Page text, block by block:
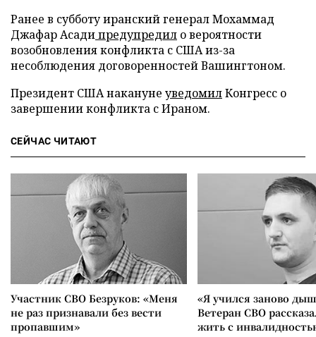
Ранее в субботу иранский генерал Мохаммад
Джафар Асадипредупредил о вероятности
возобновления конфликта с США из-за
несоблюдения договоренностей Вашингтоном.
Президент США накануне уведомилКонгресс о
завершении конфликта с Ираном.
СЕЙЧАС ЧИТАЮТ
Участник СВО Безруков: «Меня
не раз признавали без вести
пропавшим»
«Я учился заново
Ветеран СВО
жить с